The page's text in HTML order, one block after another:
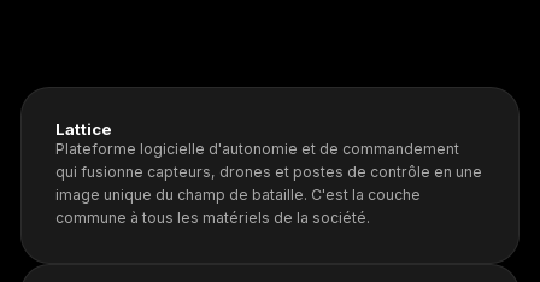
Lattice
Plateforme logicielle d'autonomie et de commandement
qui fusionne capteurs, drones et postes de contrôle en une
image unique du champ de bataille. C'est la couche
commune à tous les matériels de la société.